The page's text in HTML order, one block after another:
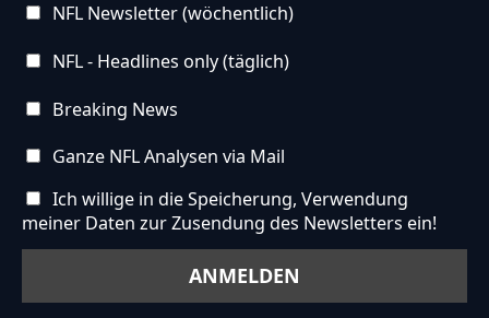
NFL Newsletter (wöchentlich)
NFL - Headlines only (täglich)
Breaking News
Ganze NFL Analysen via Mail
Ich willige in die Speicherung, Verwendung
meiner Daten zur Zusendung des Newsletters ein!